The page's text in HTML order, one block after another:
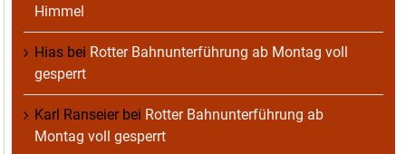
Himmel
Hias bei Rotter Bahnunterführung ab Montag voll
gesperrt
Karl Ranseierbei Rotter Bahnunterführung ab
Montag voll gesperrt